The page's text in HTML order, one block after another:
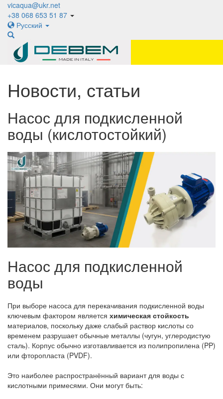
vicaqua@ukr.net
+38 068 653 51 87
Русский
Новости, статьи
Насос для подкисленной
воды (кислотостойкий)
Насос для подкисленной
воды
При выборе насоса для перекачивания подкисленной воды
ключевым фактором является химическая стойкость
материалов, поскольку даже слабый раствор кислоты со
временем разрушает обычные металлы (чугун, углеродистую
сталь). Корпус обычно изготавливается из полипропилена (PP)
или фторопласта (PVDF).
Это наиболее распространённый вариант для воды с
кислотными примесями. Они могут быть: